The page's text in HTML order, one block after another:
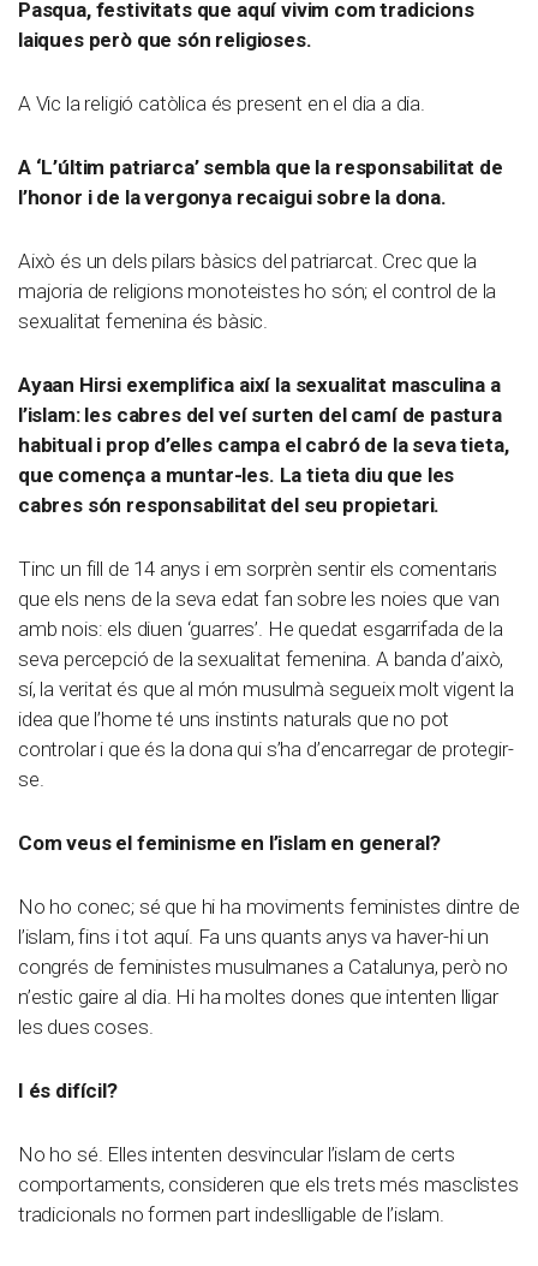
Pasqua, festivitats que aquí vivim com tradicions
laiques però que són religioses.
A Vic la religió catòlica és present en el dia a dia.
A ‘L’últim patriarca’ sembla que la responsabilitat de
l’honor i de la vergonya recaigui sobre la dona.
Això és un dels pilars bàsics del patriarcat. Crec que la
majoria de religions monoteistes ho són; el control de la
sexualitat femenina és bàsic.
Ayaan Hirsi exemplifica així la sexualitat masculina a
l’islam: les cabres del veí surten del camí de pastura
habitual i prop d’elles campa el cabró de la seva tieta,
que comença a muntar-les. La tieta diu que les
cabres són responsabilitat del seu propietari.
Tinc un fill de 14 anys i em sorprèn sentir els comentaris
que els nens de la seva edat fan sobre les noies que van
amb nois: els diuen ‘guarres’. He quedat esgarrifada de la
seva percepció de la sexualitat femenina. A banda d’això,
sí, la veritat és que al món musulmà segueix molt vigent la
idea que l’home té uns instints naturals que no pot
controlar i que és la dona qui s’ha d’encarregar de protegir-
se.
Com veus el feminisme en l’islam en general?
No ho conec; sé que hi ha moviments feministes dintre de
l’islam, fins i tot aquí. Fa uns quants anys va haver-hi un
congrés de feministes musulmanes a Catalunya, però no
n’estic gaire al dia. Hi ha moltes dones que intenten lligar
les dues coses.
I és difícil?
No ho sé. Elles intenten desvincular l’islam de certs
comportaments, consideren que els trets més masclistes
tradicionals no formen part indeslligable de l’islam.